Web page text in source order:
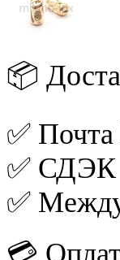
📦
✅
✅ СДЭК
✅
💳